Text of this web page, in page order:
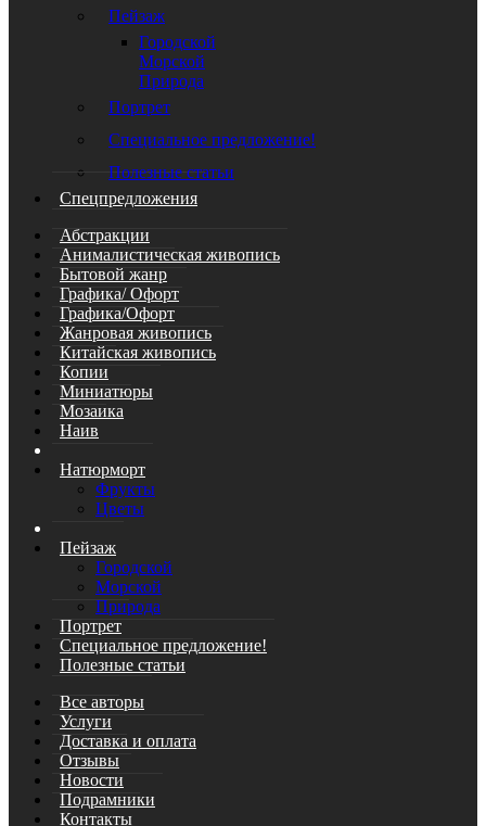
Пейзаж
Городской
Морской
Природа
Портрет
Специальное предложение!
Полезные статьи
Спецпредложения
Абстракции
Анималистическая живопись
Бытовой жанр
Графика/ Офорт
Графика/Офорт
Жанровая живопись
Китайская живопись
Копии
Миниатюры
Мозаика
Наив
Натюрморт
Фрукты
Цветы
Пейзаж
Городской
Морской
Природа
Портрет
Специальное предложение!
Полезные статьи
Все авторы
Услуги
Доставка и оплата
Отзывы
Новости
Подрамники
Контакты